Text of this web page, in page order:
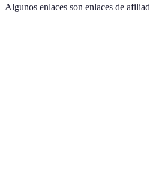
Algunos enlaces son enlaces de